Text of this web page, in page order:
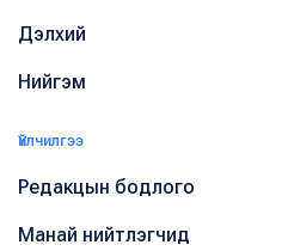
Дэлхий
Нийгэм
Үйлчилгээ
Редакцын бодлого
Манай нийтлэгчид